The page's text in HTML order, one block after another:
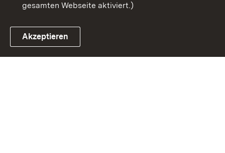
Link zum Landesportal
gesamten Webseite aktiviert.)
Akzeptieren